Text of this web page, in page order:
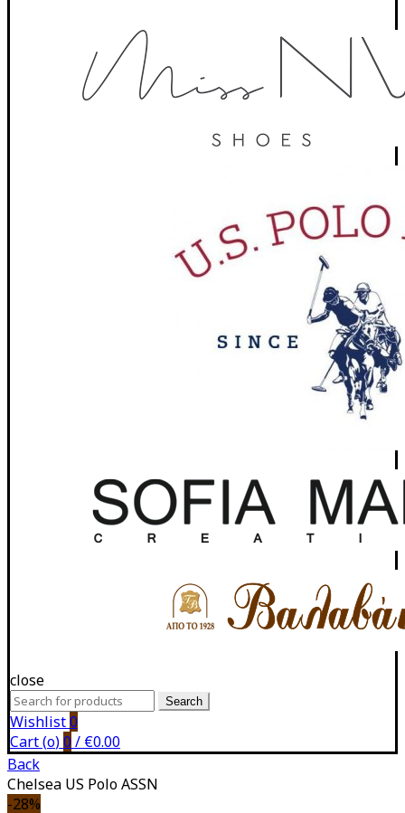
close
Search
for:
Search
Wishlist0
Cart (o)0/ €0.00
Back
Chelsea US Polo ASSN
-28%